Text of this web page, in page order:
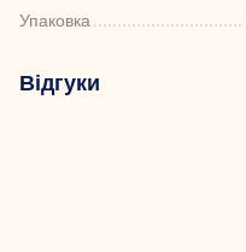
Упаковка
Відгуки